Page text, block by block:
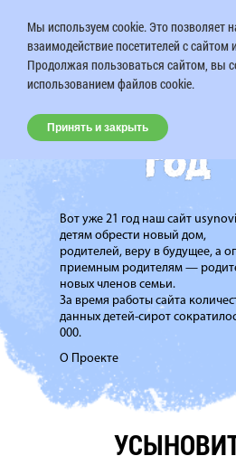
Вот уже 21 год наш сайт
детям обрести новый дом,
родителей, веру в будущее, а
приемным родителям —
новых членов семьи.
За время работы сайта
данных детей-сирот
000.
О Проекте
Мы используем cookie. Это позволяет
взаимодействие посетителей с сайтом
Продолжая пользоваться сайтом, вы
использованием файлов cookie.
Принять и закрыть